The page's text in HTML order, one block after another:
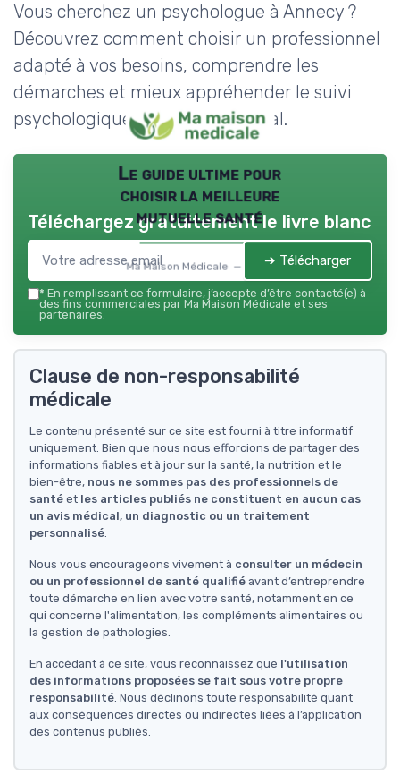
Vous cherchez un psychologue à Annecy ?
Découvrez comment choisir un professionnel
adapté à vos besoins, comprendre les
démarches et mieux appréhender le suivi
psychologique en centre médical.
Le guide ultime pour
choisir la meilleure
mutuelle santé
Ma Maison Médicale — 2026
Téléchargez gratuitement le livre blanc
➔ Télécharger
* En remplissant ce formulaire, j’accepte d’être contacté(e) à
des fins commerciales par Ma Maison Médicale et ses
partenaires.
Clause de non-responsabilité
médicale
Le contenu présenté sur ce site est fourni à titre informatif
uniquement. Bien que nous nous efforcions de partager des
informations fiables et à jour sur la santé, la nutrition et le
bien-être, nous ne sommes pas des professionnels de
santé et les articles publiés ne constituent en aucun cas
un avis médical, un diagnostic ou un traitement
personnalisé.
Nous vous encourageons vivement à consulter un médecin
ou un professionnel de santé qualifié avant d’entreprendre
toute démarche en lien avec votre santé, notamment en ce
qui concerne l'alimentation, les compléments alimentaires ou
la gestion de pathologies.
En accédant à ce site, vous reconnaissez que l'utilisation
des informations proposées se fait sous votre propre
responsabilité. Nous déclinons toute responsabilité quant
aux conséquences directes ou indirectes liées à l’application
des contenus publiés.